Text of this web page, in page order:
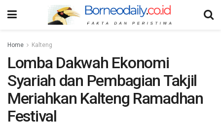
Home Kalteng
Lomba Dakwah Ekonomi
Syariah dan Pembagian Takjil
Meriahkan Kalteng Ramadhan
Festival